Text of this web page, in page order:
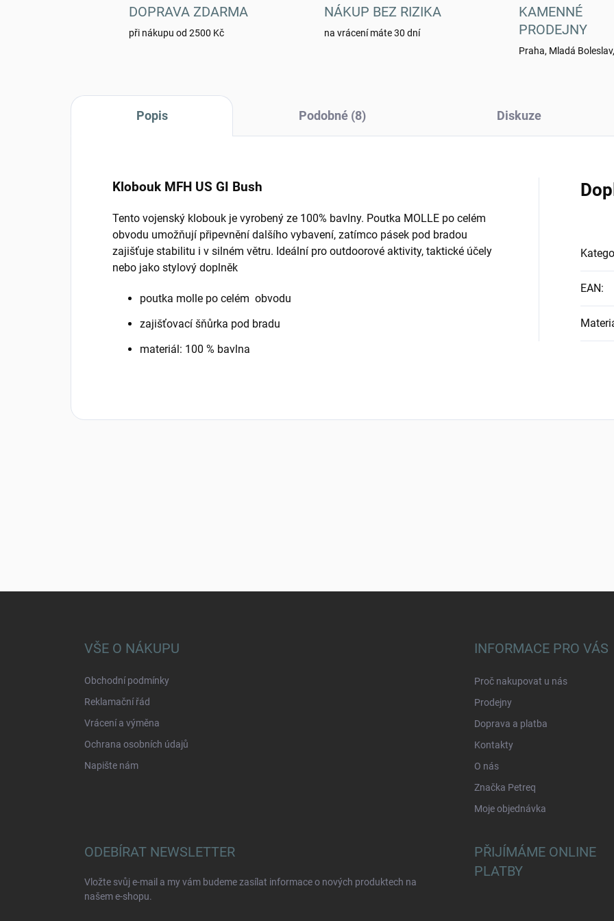
DOPRAVA ZDARMA
při nákupu od 2500 Kč
NÁKUP BEZ RIZIKA
na vrácení máte 30 dní
KAMENNÉ
PRODEJNY
Praha, Mladá
Popis Podobné (8) Diskuze
Klobouk MFH US GI Bush
Tento vojenský klobouk je vyrobený ze 100% bavlny. Poutka MOLLE po celém
obvodu umožňují připevnění dalšího vybavení, zatímco pásek pod bradou
zajišťuje stabilitu i v silném větru. Ideální pro outdoorové aktivity, taktické účely
nebo jako stylový doplněk
poutka molle po celém obvodu
zajišťovací šňůrka pod bradu
materiál: 100 % bavlna
EAN:
VŠE O NÁKUPU
Obchodní podmínky
Reklamační řád
Vrácení a výměna
Ochrana osobních údajů
Napište nám
INFORMACE PRO VÁS
Proč nakupovat u nás
Prodejny
Doprava a platba
Kontakty
O nás
Značka Petreq
Moje objednávka
ODEBÍRAT NEWSLETTER
Vložte svůj e-mail a my vám budeme zasílat informace o nových produktech na
našem e-shopu.
PŘIJÍMÁME ONLINE
PLATBY